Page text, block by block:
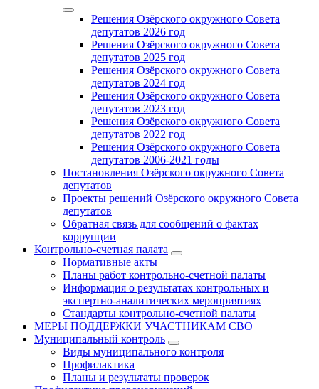
Решения Озёрского окружного Совета
депутатов 2026 год
Решения Озёрского окружного Совета
депутатов 2025 год
Решения Озёрского окружного Совета
депутатов 2024 год
Решения Озёрского окружного Совета
депутатов 2023 год
Решения Озёрского окружного Совета
депутатов 2022 год
Решения Озёрского окружного Совета
депутатов 2006-2021 годы
Постановления Озёрского окружного Совета
депутатов
Проекты решений Озёрского окружного Совета
депутатов
Обратная связь для сообщений о фактах
коррупции
Контрольно-счетная палата
Нормативные акты
Планы работ контрольно-счетной палаты
Информация о результатах контрольных и
экспертно-аналитических мероприятиях
Стандарты контрольно-счетной палаты
МЕРЫ ПОДДЕРЖКИ УЧАСТНИКАМ СВО
Муниципальный контроль
Виды муниципального контроля
Профилактика
Планы и результаты проверок